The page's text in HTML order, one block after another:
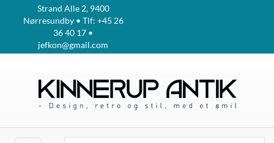
Strand Alle 2, 9400
Nørresundby • Tlf: +45 26
36 40 17 •
jefkon@gmail.com